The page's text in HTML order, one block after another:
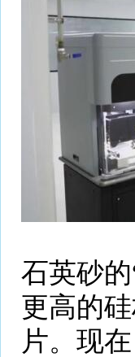
石英砂
更高的
片。现